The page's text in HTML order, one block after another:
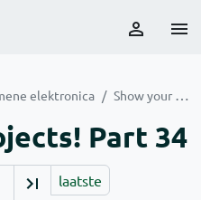
elektronica Show your projects! Part 34
Part 34
laatste